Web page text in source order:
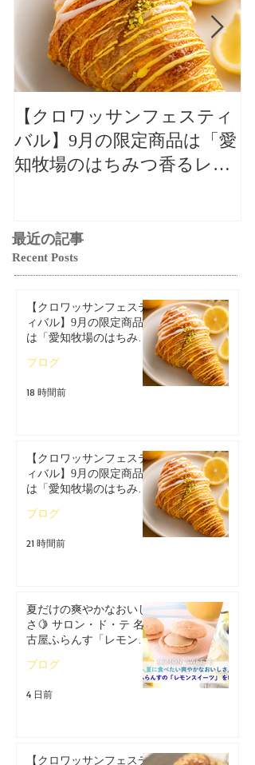
【クロワッサンフェスティ
バル】9月の限定商品は「愛
知牧場のはちみつ香るレモ
最近の記事
Recent Posts
【クロワッサンフェステ
ィバル】9月の限定商品
は「愛知牧場のはちみつ
ン」🥐🍋
ブログ
18 時間前
【クロワッサンフェステ
ィバル】9月の限定商品
は「愛知牧場のはちみつ
ン」🥐
ブログ
21 時間前
夏だけの爽やかなおいし
さ🍋 サロン・ド・テ 名
古屋ふらんす「レモンス
ブログ
4 日前
【クロワッサンフェステ